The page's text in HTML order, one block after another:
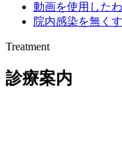
動画を使用した
院内感染を無く
Treatment
診療案内